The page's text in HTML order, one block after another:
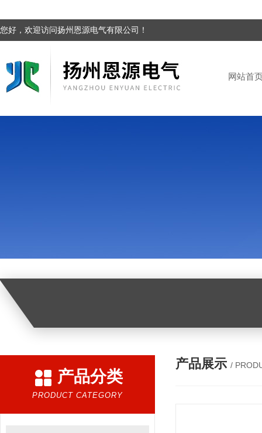
您好，欢迎访问扬州恩源电气有限公司！
网站首
产品分类
PRODUCT CATEGORY
产品展示 /